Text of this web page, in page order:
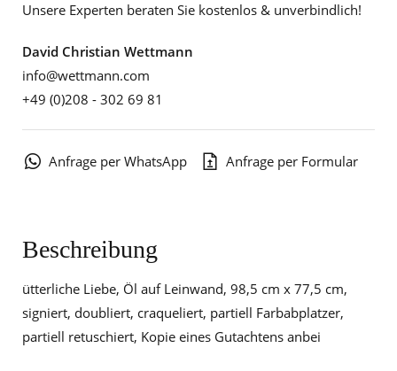
Unsere Experten beraten Sie kostenlos & unverbindlich!
David Christian Wettmann
info@wettmann.com
+49 (0)208 - 302 69 81
Anfrage per WhatsApp Anfrage per Formular
Beschreibung
ütterliche Liebe, Öl auf Leinwand, 98,5 cm x 77,5 cm,
signiert, doubliert, craqueliert, partiell Farbabplatzer,
partiell retuschiert, Kopie eines Gutachtens anbei